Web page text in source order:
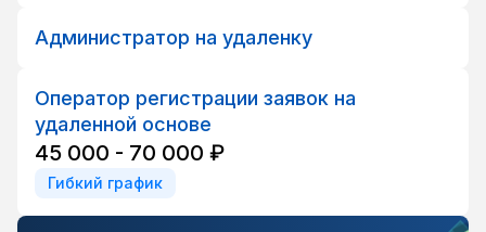
Администратор на удаленку
Оператор регистрации заявок на
удаленной основе
45 000 - 70 000 ₽
Гибкий график